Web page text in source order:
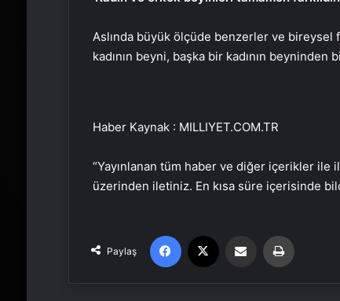
Aslında büyük ölçüde benzerler ve bireysel
kadının beyni, başka bir kadının beyninden
Haber Kaynak : MILLIYET.COM.TR
“Yayınlanan tüm haber ve diğer içerikler
üzerinden iletiniz. En kısa süre içerisinde
Paylaş
Facebook Email'den paylaş